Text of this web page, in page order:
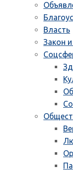
Власть
Закон